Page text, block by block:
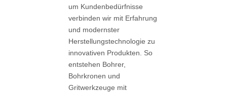
um Kundenbedürfnisse
verbinden wir mit Erfahrung
und modernster
Herstellungstechnologie zu
innovativen Produkten. So
entstehen Bohrer,
Bohrkronen und
Gritwerkzeuge mit